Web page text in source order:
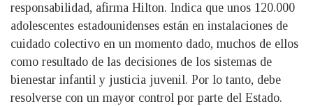
responsabilidad, afirma Hilton. Indica que unos 120.000
adolescentes estadounidenses están en instalaciones de
cuidado colectivo en un momento dado, muchos de ellos
como resultado de las decisiones de los sistemas de
bienestar infantil y justicia juvenil. Por lo tanto, debe
resolverse con un mayor control por parte del Estado.